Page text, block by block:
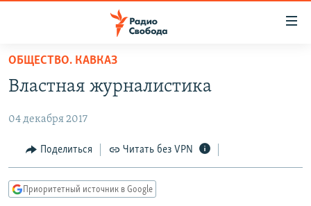
упрощенного
доступа
содержанию
Вернутся
АВТОРСКИЕ ПРОЕКТЫ
ЦИТАТЫ СВОБОДЫ
КУЛЬТУРА
ОБЩЕСТВО. КАВКАЗ
Властная журналистика
04 декабря 2017
Поделиться Читать без VPN
Приоритетный источник в Google